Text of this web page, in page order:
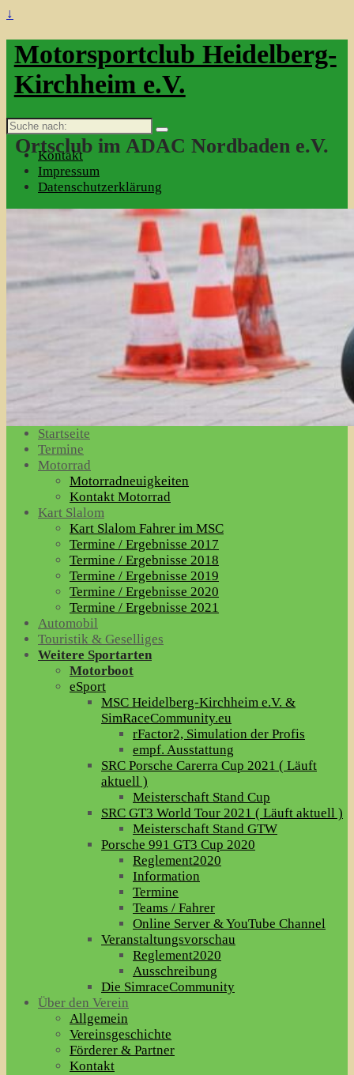
↓
Motorsportclub Heidelberg-
Kirchheim e.V.
Suche
nach:
Ortsclub im ADAC Nordbaden e.V.
Kontakt
Impressum
Datenschutzerklärung
Startseite
Termine
Motorrad
Motorradneuigkeiten
Kontakt Motorrad
Kart Slalom
Kart Slalom Fahrer im MSC
Termine / Ergebnisse 2017
Termine / Ergebnisse 2018
Termine / Ergebnisse 2019
Termine / Ergebnisse 2020
Termine / Ergebnisse 2021
Automobil
Touristik & Geselliges
Weitere Sportarten
Motorboot
eSport
MSC Heidelberg-Kirchheim e.V. &
SimRaceCommunity.eu
rFactor2, Simulation der Profis
empf. Ausstattung
SRC Porsche Carerra Cup 2021 ( Läuft
aktuell )
Meisterschaft Stand Cup
SRC GT3 World Tour 2021 ( Läuft aktuell )
Meisterschaft Stand GTW
Porsche 991 GT3 Cup 2020
Reglement2020
Information
Termine
Teams / Fahrer
Online Server & YouTube Channel
Veranstaltungsvorschau
Reglement2020
Ausschreibung
Die SimraceCommunity
Über den Verein
Allgemein
Vereinsgeschichte
Förderer & Partner
Kontakt